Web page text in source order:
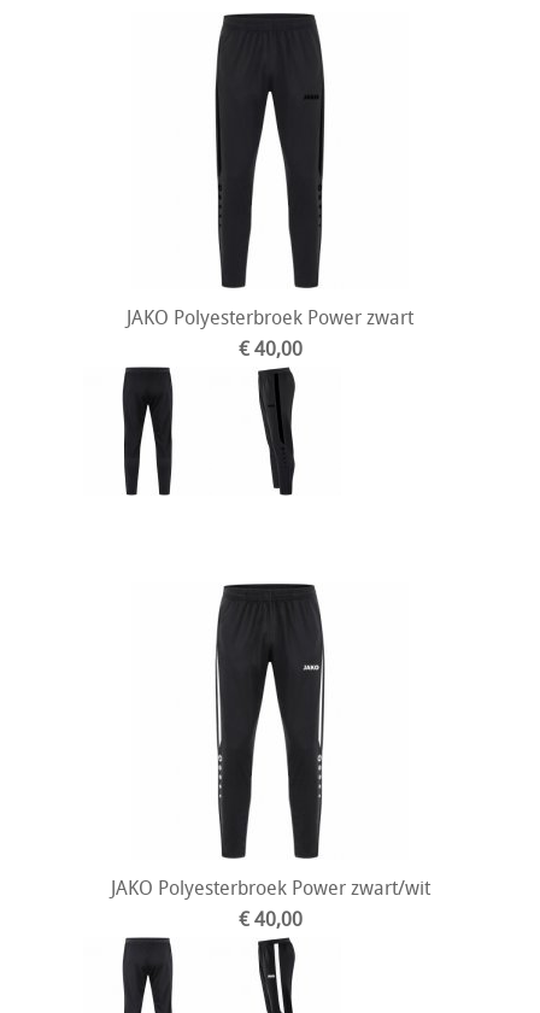
JAKO Polyesterbroek Power zwart
€ 40,00
JAKO Polyesterbroek Power zwart/wit
€ 40,00